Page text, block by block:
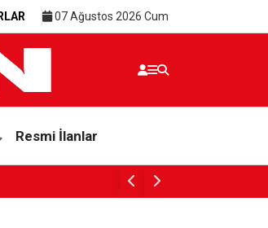
07 Ağustos 2026 Cum
Resmi İlanlar